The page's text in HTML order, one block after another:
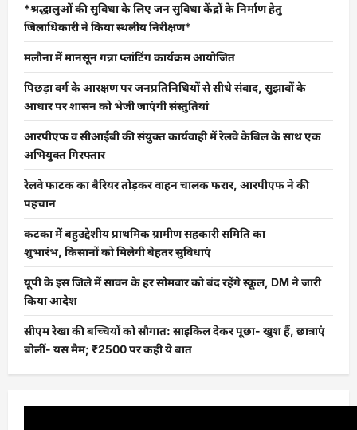
*श्रद्धालुओं की सुविधा के लिए जन सुविधा केंद्रों के निर्माण हेतु
जिलाधिकारी ने किया स्थलीय निरीक्षण*
मलौना में मानसून गन्ना प्लांटिंग कार्यक्रम आयोजित
पिछड़ा वर्ग के आरक्षण पर जनप्रतिनिधियों से सीधे संवाद, सुझावों के
आधार पर शासन को भेजी जाएंगी संस्तुतियां
आरपीएफ व सीआईबी की संयुक्त कार्यवाही में रेलवे केबिल के साथ एक
अभियुक्त गिरफ्तार
रेलवे फाटक का बैरियर तोड़कर वाहन चालक फरार, आरपीएफ ने की
पहचान
कटका में बहुउद्देशीय प्राथमिक ग्रामीण सहकारी समिति का
शुभारंभ, किसानों को मिलेगी बेहतर सुविधाएं
यूपी के इस जिले में सावन के हर सोमवार को बंद रहेंगे स्कूल, DM ने जारी
किया आदेश
सीएम रेखा की बच्चियों को सौगात: साइकिल देकर पूछा- खुश हैं, छात्राएं
बोलीं- यस मैम; ₹2500 पर कही ये बात